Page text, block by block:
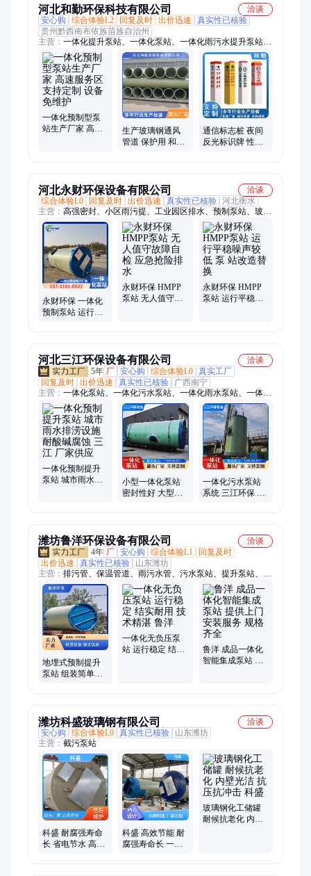
河北和勤环保科技有限公司
洽谈
安心购
综合体验L2 回复及时 出价迅速
真实性已核验
贵州黔西南布依族苗族自治州
主营： 一体化提升泵站、一体化泵站、一体化雨污水提升泵站、
地埋式一体化泵站、一体化泵站定制、市政雨水排一体化泵站、
厂区污水一体化泵站、一体化污水提升泵站、玻璃钢一体化泵
站、一体化预制泵站、一体化雨水泵站、工业园区污水泵站、农
村一体化提升泵站、一体化泵站厂家直销、乡镇污水处理泵站、
农村灌溉一体化泵站
一体化预制型泵
站生产厂家 高速
生产玻璃钢通风
管道 保护用 和勤
通信标志桩 夜间
反光标识牌 性能
河北永财环保设备有限公司
洽谈
综合体验L0
回复及时 出价迅速 真实性已核验 河北衡水
主营： 高强密封、小区雨污提、工业园区排水、预制泵站、玻璃
钢泵站、一体化泵站、农村污水收集
永财环保 一体化
预制泵站 运行平
永财环保 HMPP
泵站 无人值守故
永财环保 HMPP
泵站 运行平稳噪
河北三江环保设备有限公司
洽谈
5年 厂 安心购 综合体验L0 真实工厂
回复及时 出价迅速 真实性已核验
广西南宁
主营： 一体化泵站、一体化污水泵站、一体化雨水泵站、一体化
提升泵站、一体化预制泵站、玻璃钢一体化泵站、hmpp一体化
泵站、化粪池
一体化预制提升
泵站 城市雨水排
小型一体化泵站
密封性好 大型市
一体化污水泵站
系统 三江环保 农
潍坊鲁洋环保设备有限公司
洽谈
4年 厂 安心购 综合体验L1
回复及时
出价迅速
真实性已核验
山东潍坊
主营： 排污管、保温管道、雨污水管、污水泵站、提升泵站、一
体化泵站、玻璃钢储罐
地埋式预制提升
泵站 组装简单快
一体化无负压泵
站 运行稳定 结实
鲁洋 成品一体化
智能集成泵站 提
潍坊科盛玻璃钢有限公司
洽谈
安心购
综合体验L0 真实性已核验
山东潍坊
主营： 截污泵站
科盛 耐腐强寿命
长 省电节水 高效
科盛 高效节能 耐
腐强寿命长 一体
玻璃钢化工储罐
耐候抗老化 内壁